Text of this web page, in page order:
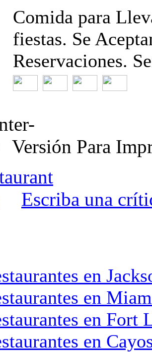
Comida para
fiestas. Se
Reservaciones.
Versión Para
Escriba una
en
en
en Fort
en